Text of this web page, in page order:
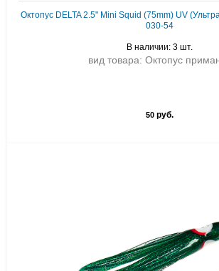
Октопус DELTA 2.5" Mini Squid (75mm) UV
030-54
В наличии: 3 шт.
вид товара: Октопус
50руб.